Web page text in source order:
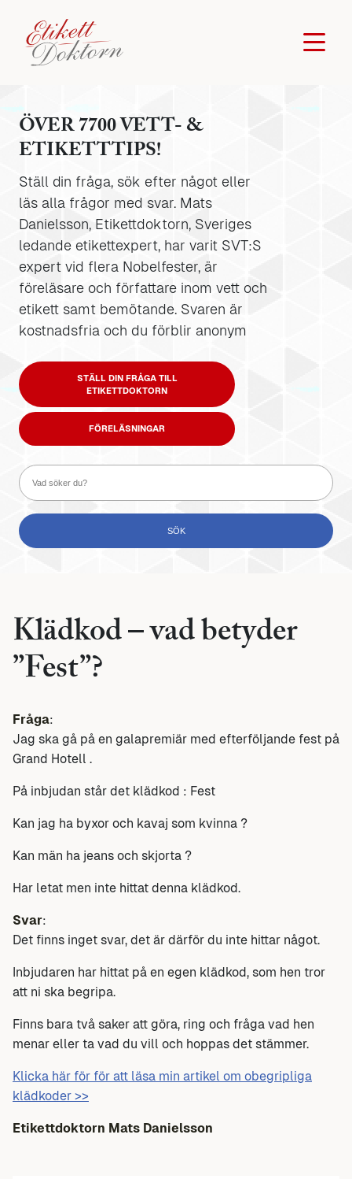
ÖVER 7700 VETT- &
ETIKETTTIPS!
Ställ din fråga, sök efter något eller
läs alla frågor med svar. Mats
Danielsson, Etikettdoktorn, Sveriges
ledande etikettexpert, har varit SVT:S
expert vid flera Nobelfester, är
föreläsare och författare inom vett och
etikett samt bemötande. Svaren är
kostnadsfria och du förblir anonym
STÄLL DIN FRÅGA TILL
ETIKETTDOKTORN
FÖRELÄSNINGAR
Klädkod – vad betyder
”Fest”?
Fråga:
Jag ska gå på en galapremiär med efterföljande fest på
Grand Hotell .
På inbjudan står det klädkod : Fest
Kan jag ha byxor och kavaj som kvinna ?
Kan män ha jeans och skjorta ?
Har letat men inte hittat denna klädkod.
Svar:
Det finns inget svar, det är därför du inte hittar något.
Inbjudaren har hittat på en egen klädkod, som hen tror
att ni ska begripa.
Finns bara två saker att göra, ring och fråga vad hen
menar eller ta vad du vill och hoppas det stämmer.
Klicka här för för att läsa min artikel om obegripliga
klädkoder >>
Etikettdoktorn Mats Danielsson